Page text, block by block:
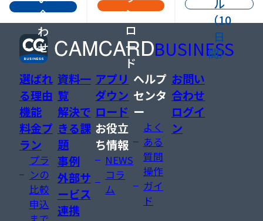
合
わ
せ
ン
ロ
ー
ド
ル
（10
日
間）
BUSINESS
選ばれ
る理由
機能
料金プ
ラン
プラ
ンの
比較
申込
資料一
覧
解決で
きる課
題
事例
外部サ
ービス
連携
アプリ
ダウン
ロード
お役立
ち情報
NEWS
コラ
ム
ヘルプ
センタ
ー
よく
ある
質問
操作
ガイ
ド
お問い
合わせ
ログイ
ン